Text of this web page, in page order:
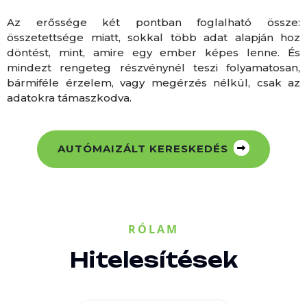
Az erőssége két pontban foglalható össze:
összetettsége miatt, sokkal több adat alapján hoz
döntést, mint, amire egy ember képes lenne. És
mindezt rengeteg részvénynél teszi folyamatosan,
bármiféle érzelem, vagy megérzés nélkül, csak az
adatokra támaszkodva.
AUTÓMAIZÁLT KERESKEDÉS
RÓLAM
Hitelesítések